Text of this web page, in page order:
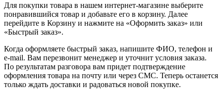
Для покупки товара в нашем интернет-магазине выберите
понравившийся товар и добавьте его в корзину. Далее
перейдите в Корзину и нажмите на «Оформить заказ» или
«Быстрый заказ».
Когда оформляете быстрый заказ, напишите ФИО, телефон и
e-mail. Вам перезвонит менеджер и уточнит условия заказа.
По результатам разговора вам придет подтверждение
оформления товара на почту или через СМС. Теперь останется
только ждать доставки и радоваться новой покупке.